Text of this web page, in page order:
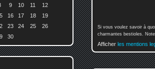
Si vous voulez savoir à
charmantes bestioles.
Afficher les mentions
9 10 11
12
16 17 18
19
23 24 25
26
30